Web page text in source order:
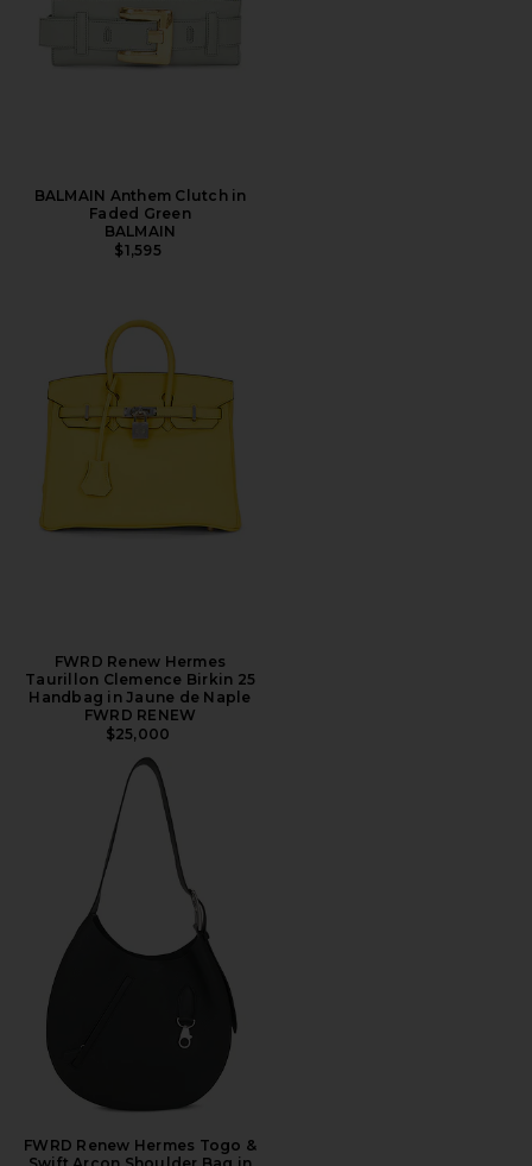
BALMAIN Anthem Clutch in
Faded Green
BALMAIN
$1,595
FWRD Renew Hermes
Taurillon Clemence Birkin 25
Handbag in Jaune de Naple
FWRD RENEW
$25,000
FWRD Renew Hermes Togo &